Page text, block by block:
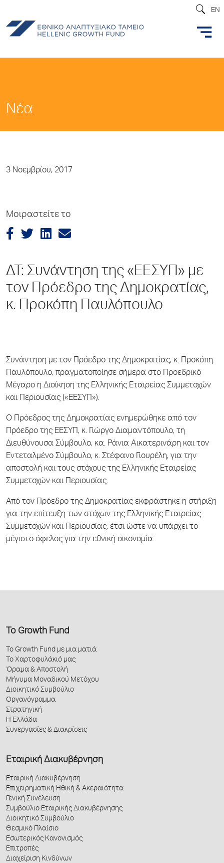
EN
Νέα
3 Νοεμβρίου, 2017
Μοιραστείτε το
ΔΤ: Συνάντηση της «ΕΕΣΥΠ» με
τον Πρόεδρο της Δημοκρατίας,
κ. Προκόπη Παυλόπουλο
Συνάντηση με τον Πρόεδρο της Δημοκρατίας, κ. Προκόπη
Παυλόπουλο, πραγματοποίησε σήμερα στο Προεδρικό
Μέγαρο η Διοίκηση της Ελληνικής Εταιρείας Συμμετοχών
και Περιουσίας («ΕΕΣΥΠ»).
Ο Πρόεδρος της Δημοκρατίας ενημερώθηκε από τον
Πρόεδρο της ΕΕΣΥΠ, κ. Γιώργο Διαμαντόπουλο, τη
Διευθύνουσα Σύμβουλο, κα. Ράνια Αικατερινάρη και τον
Εντεταλμένο Σύμβουλο, κ. Στέφανο Γιουρέλη, για την
αποστολή και τους στόχους της Ελληνικής Εταιρείας
Συμμετοχών και Περιουσίας.
Από τον Πρόεδρο της Δημοκρατίας εκφράστηκε η στήριξη
για την επίτευξη των στόχων της Ελληνικής Εταιρείας
Συμμετοχών και Περιουσίας, έτσι ώστε να υπάρχει το
μέγιστο όφελος για την εθνική οικονομία.
Το Growth Fund
Το Growth Fund με μια ματιά
Το Χαρτοφυλάκιό μας
Όραμα & Αποστολή
Μήνυμα Μοναδικού Μετόχου
Διοικητικό Συμβούλιο
Οργανόγραμμα
Στρατηγική
Η Ελλάδα
Συνεργασίες & Διακρίσεις
Εταιρική Διακυβέρνηση
Εταιρική Διακυβέρνηση
Επιχειρηματική Ηθική & Ακεραιότητα
Γενική Συνέλευση
Συμβούλιο Εταιρικής Διακυβέρνησης
Διοικητικό Συμβούλιο
Θεσμικό Πλαίσιο
Εσωτερικός Κανονισμός
Επιτροπές
Διαχείριση Κινδύνων